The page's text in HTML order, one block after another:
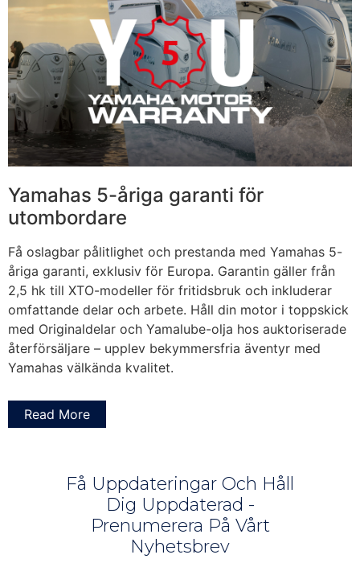
Yamahas 5-åriga garanti för
utombordare
Få oslagbar pålitlighet och prestanda med Yamahas 5-
åriga garanti, exklusiv för Europa. Garantin gäller från
2,5 hk till XTO-modeller för fritidsbruk och inkluderar
omfattande delar och arbete. Håll din motor i toppskick
med Originaldelar och Yamalube-olja hos auktoriserade
återförsäljare – upplev bekymmersfria äventyr med
Yamahas välkända kvalitet.
Read More
Få Uppdateringar Och Håll
Dig Uppdaterad -
Prenumerera På Vårt
Nyhetsbrev